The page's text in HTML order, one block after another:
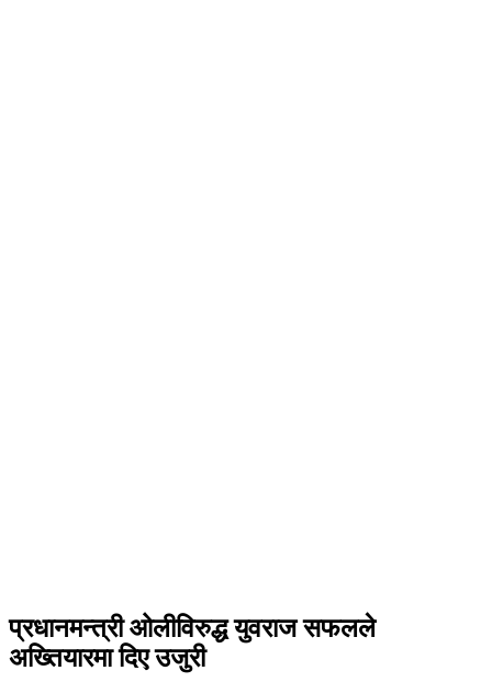
प्रधानमन्त्री ओलीविरुद्ध युवराज सफलले
अख्तियारमा दिए उजुरी